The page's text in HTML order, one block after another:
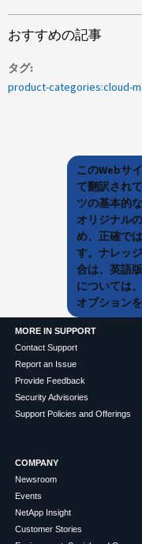
おすすめの記事
タグ
product-categories:cloud-
このWebサ
て翻訳され
ツの基本的
オリジナル
め、正確で
す。ナレッ
合は、英語
については
オプション
MORE IN SUPPORT
Contact Support
Report an Issue
Provide Feedback
Security Advisories
Support Policies and Offerings
COMPANY
Newsroom
Events
NetApp Insight
Customer Stories